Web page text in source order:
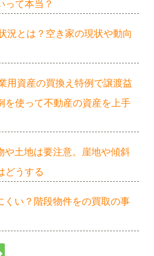
って本当？
況とは？空き家の現状や動向
用資産の買換え特例で譲渡益
を使って不動産の資産を上手
や土地は要注意。崖地や傾斜
どうする
くい？階段物件をの買取の事